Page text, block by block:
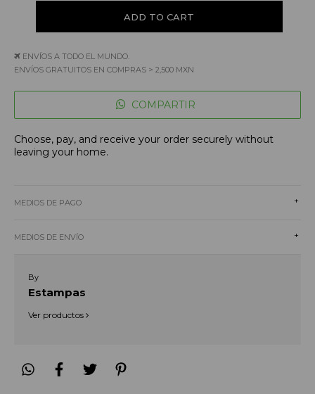
ENVÍOS A TODO EL MUNDO.
ENVÍOS GRATUITOS EN COMPRAS > 2,500 MXN
COMPARTIR
Choose, pay, and receive your order securely without
leaving your home.
+
MEDIOS DE PAGO
+
MEDIOS DE ENVÍO
By
Estampas
Ver productos